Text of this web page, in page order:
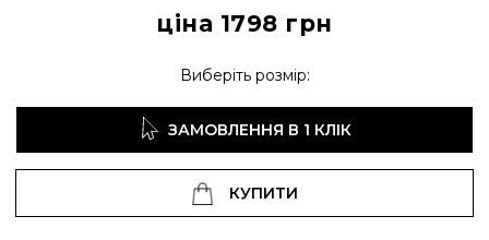
ціна 1798 грн
Виберіть розмір:
ЗАМОВЛЕННЯ В 1 КЛІК
КУПИТИ